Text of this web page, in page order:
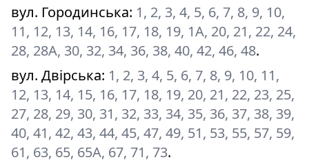
вул. Городинська: 1, 2, 3, 4, 5, 6, 7, 8, 9, 10,
11, 12, 13, 14, 16, 17, 18, 19, 1А, 20, 21, 22, 24,
28, 28А, 30, 32, 34, 36, 38, 40, 42, 46, 48.
вул. Двірська: 1, 2, 3, 4, 5, 6, 7, 8, 9, 10, 11,
12, 13, 14, 15, 16, 17, 18, 19, 20, 21, 22, 23, 25,
27, 28, 29, 30, 31, 32, 33, 34, 35, 36, 37, 38, 39,
40, 41, 42, 43, 44, 45, 47, 49, 51, 53, 55, 57, 59,
61, 63, 65, 65А, 67, 71, 73.